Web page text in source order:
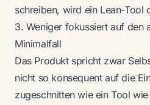
schreiben, wird ein Lean-Tool
3. Weniger fokussiert auf den
Minimalfall
Das Produkt spricht zwar
nicht so konsequent auf die
zugeschnitten wie ein Tool